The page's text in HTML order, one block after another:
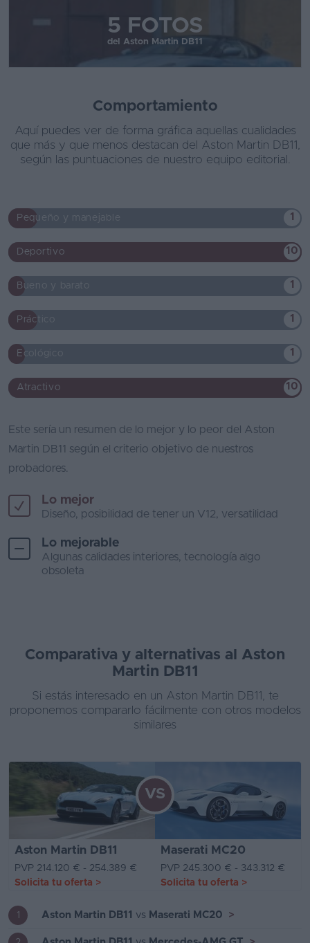
5 FOTOS
del Aston Martin DB11
Comportamiento
Aquí puedes ver de forma gráfica aquellas cualidades
que más y que menos destacan del Aston Martin DB11,
según las puntuaciones de nuestro equipo editorial.
Pequeño y manejable 1
Deportivo 10
Bueno y barato 1
Práctico 1
Ecológico 1
Atractivo 10
Este sería un resumen de lo mejor y lo peor del Aston
Martin DB11 según el criterio objetivo de nuestros
probadores.
Lo mejor
Diseño, posibilidad de tener un V12, versatilidad
Lo mejorable
Algunas calidades interiores, tecnología algo
obsoleta
Comparativa y alternativas al Aston
Martin DB11
Si estás interesado en un Aston Martin DB11, te
proponemos compararlo fácilmente con otros modelos
similares
Aston Martin DB11 Maserati MC20
VS
PVP 214.120 € - 254.389 €
PVP 245.300 € - 343.312 €
Solicita tu oferta > Solicita tu oferta >
1 Aston Martin DB11 vs Maserati MC20 >